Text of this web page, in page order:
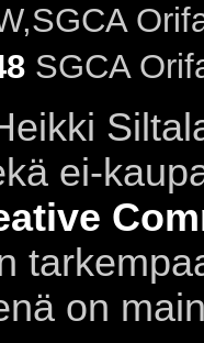
SGCA
ei-
on